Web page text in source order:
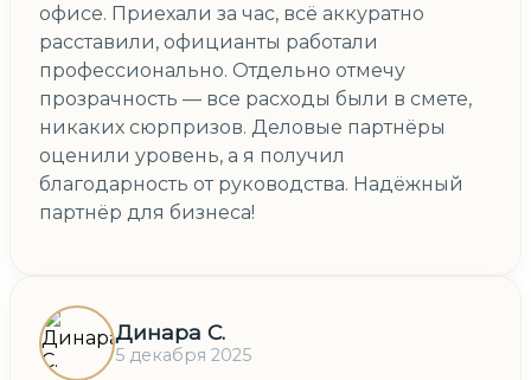
офисе. Приехали за час, всё аккуратно
расставили, официанты работали
профессионально. Отдельно отмечу
прозрачность — все расходы были в смете,
никаких сюрпризов. Деловые партнёры
оценили уровень, а я получил
благодарность от руководства. Надёжный
партнёр для бизнеса!
Динара С.
5 декабря 2025